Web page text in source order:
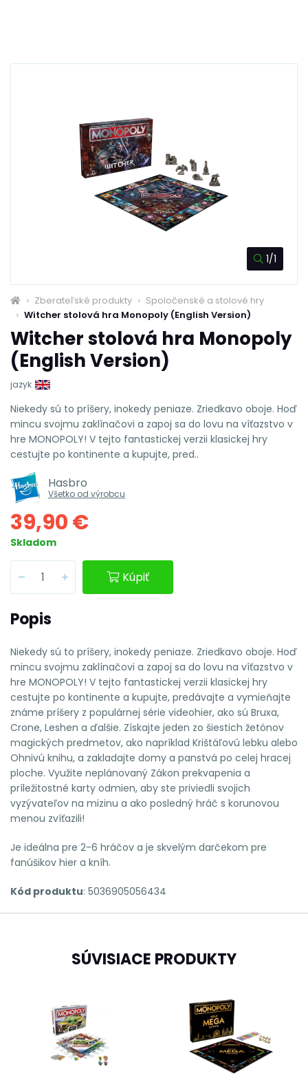
1/1
Zberateľské produkty
Spoločenské a stolové hry
Witcher stolová hra Monopoly (English Version)
Witcher stolová hra Monopoly
(English Version)
jazyk
Niekedy sú to príšery, inokedy peniaze. Zriedkavo oboje. Hoď
mincu svojmu zaklínačovi a zapoj sa do lovu na víťazstvo v
hre MONOPOLY! V tejto fantastickej verzii klasickej hry
cestujte po kontinente a kupujte, pred..
Hasbro
Všetko od výrobcu
39,90 €
Skladom
Kúpiť
Popis
Niekedy sú to príšery, inokedy peniaze. Zriedkavo oboje. Hoď
mincu svojmu zaklínačovi a zapoj sa do lovu na víťazstvo v
hre MONOPOLY! V tejto fantastickej verzii klasickej hry
cestujte po kontinente a kupujte, predávajte a vymieňajte
známe príšery z populárnej série videohier, ako sú Bruxa,
Crone, Leshen a ďalšie. Získajte jeden zo šiestich žetónov
magických predmetov, ako napríklad Krištáľovú lebku alebo
Ohnivú knihu, a zakladajte domy a panstvá po celej hracej
ploche. Využite neplánovaný Zákon prekvapenia a
príležitostné karty odmien, aby ste priviedli svojich
vyzývateľov na mizinu a ako posledný hráč s korunovou
menou zvíťazili!
Je ideálna pre 2-6 hráčov a je skvelým darčekom pre
fanúšikov hier a kníh.
Kód produktu: 5036905056434
SÚVISIACE PRODUKTY